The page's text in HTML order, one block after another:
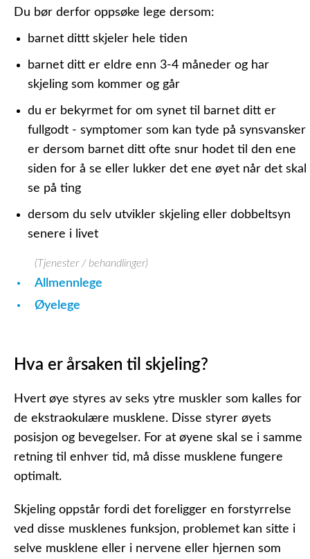
Du bør derfor oppsøke lege dersom:
barnet dittt skjeler hele tiden
barnet ditt er eldre enn 3-4 måneder og har
skjeling som kommer og går
du er bekyrmet for om synet til barnet ditt er
fullgodt - symptomer som kan tyde på synsvansker
er dersom barnet ditt ofte snur hodet til den ene
siden for å se eller lukker det ene øyet når det skal
se på ting
dersom du selv utvikler skjeling eller dobbeltsyn
senere i livet
(Tjenester / behandlinger)
Allmennlege
Øyelege
Hva er årsaken til skjeling?
Hvert øye styres av seks ytre muskler som kalles for
de ekstraokulære musklene. Disse styrer øyets
posisjon og bevegelser. For at øyene skal se i samme
retning til enhver tid, må disse musklene fungere
optimalt.
Skjeling oppstår fordi det foreligger en forstyrrelse
ved disse musklenes funksjon, problemet kan sitte i
selve musklene eller i nervene eller hjernen som